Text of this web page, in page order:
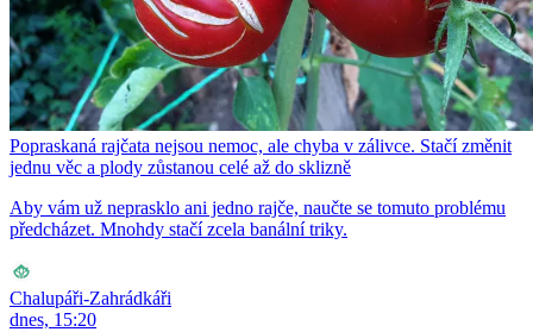
Popraskaná rajčata nejsou nemoc, ale chyba v zálivce. Stačí změnit
jednu věc a plody zůstanou celé až do sklizně
Aby vám už neprasklo ani jedno rajče, naučte se tomuto problému
předcházet. Mnohdy stačí zcela banální triky.
Chalupáři-Zahrádkáři
dnes, 15:20